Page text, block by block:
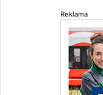
Reklama